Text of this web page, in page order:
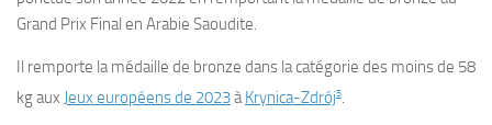
Grand Prix Final en Arabie Saoudite.
Il remporte la médaille de bronze dans la catégorie des moins de 58
kg aux Jeux européens de 2023àKrynica-Zdrój5.